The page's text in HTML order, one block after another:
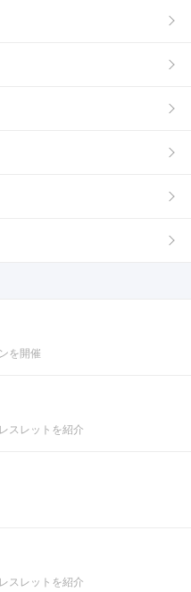
を開催
スレットを紹介
スレットを紹介